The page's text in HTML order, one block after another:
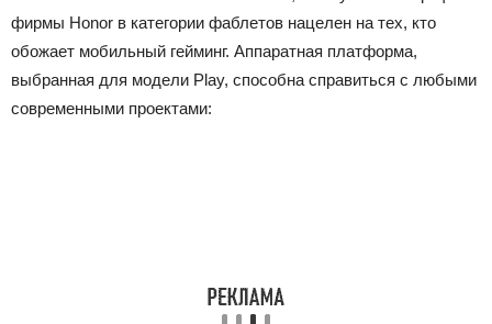
фирмы Honor в категории фаблетов нацелен на тех, кто
обожает мобильный гейминг. Аппаратная платформа,
выбранная для модели Play, способна справиться с любыми
современными проектами: